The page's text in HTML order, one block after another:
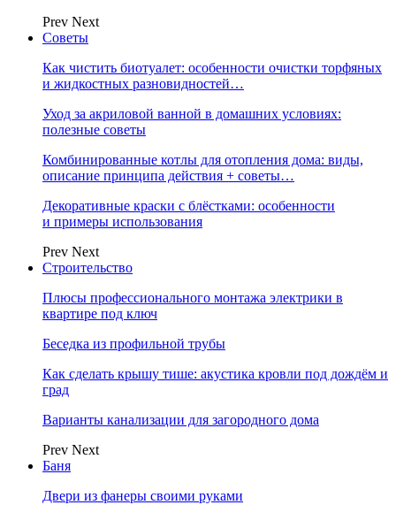
Prev Next
Советы
Как чистить биотуалет: особенности очистки торфяных
и жидкостных разновидностей…
Уход за акриловой ванной в домашних условиях:
полезные советы
Комбинированные котлы для отопления дома: виды,
описание принципа действия + советы…
Декоративные краски с блёстками: особенности
и примеры использования
Prev Next
Строительство
Плюсы профессионального монтажа электрики в
квартире под ключ
Беседка из профильной трубы
Как сделать крышу тише: акустика кровли под дождём и
град
Варианты канализации для загородного дома
Prev Next
Баня
Двери из фанеры своими руками